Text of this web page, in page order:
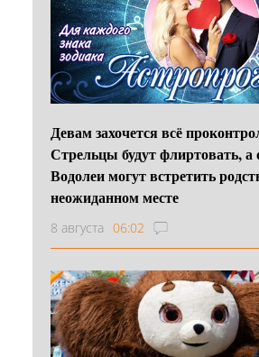
Девам захочется всё
Стрельцы будут флиртовать, а
Водолеи могут встретить
неожиданном месте
8 августа 06:02